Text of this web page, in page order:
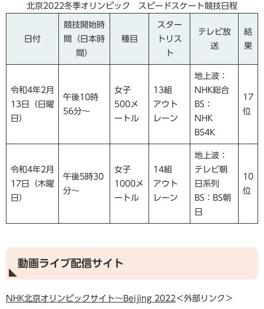
北京2022冬季オリンピック スピードスケート競技日程
日付
競技開始時
間（日本時
間）
種目
スター
トリス
ト
テレビ放
送
結
果
令和4年2月
13日（日曜
日）
午後10時
56分～
女子
500メ
ートル
13組
アウト
レーン
地上波：
NHK総合
BS：
NHK
BS4K
17
位
令和4年2月
17日（木曜
日）
午後5時30
分～
女子
1000メ
ートル
14組
アウト
レーン
地上波：
テレビ朝
日系列
BS：BS朝
日
10
位
動画ライブ配信サイト
NHK北京オリンピックサイト～Beijing 2022 ＜外部リンク＞